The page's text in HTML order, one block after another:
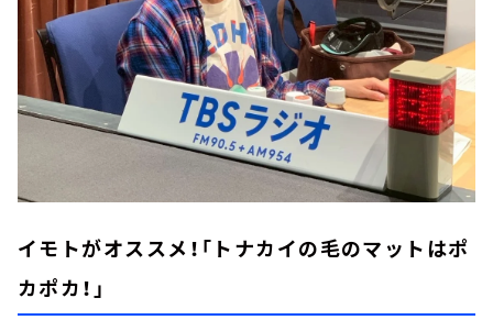
イモトがオススメ！「トナカイの毛のマットはポ
カポカ！」